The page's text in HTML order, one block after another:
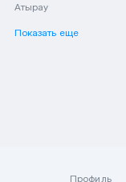
Атырау
Показать еще
Профиль